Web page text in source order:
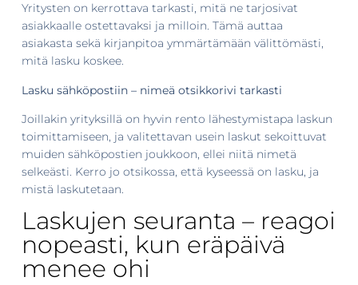
Yritysten on kerrottava tarkasti, mitä ne tarjosivat
asiakkaalle ostettavaksi ja milloin. Tämä auttaa
asiakasta sekä kirjanpitoa ymmärtämään välittömästi,
mitä lasku koskee.
Lasku sähköpostiin – nimeä otsikkorivi tarkasti
Joillakin yrityksillä on hyvin rento lähestymistapa laskun
toimittamiseen, ja valitettavan usein laskut sekoittuvat
muiden sähköpostien joukkoon, ellei niitä nimetä
selkeästi. Kerro jo otsikossa, että kyseessä on lasku, ja
mistä laskutetaan.
Laskujen seuranta – reagoi
nopeasti, kun eräpäivä
menee ohi